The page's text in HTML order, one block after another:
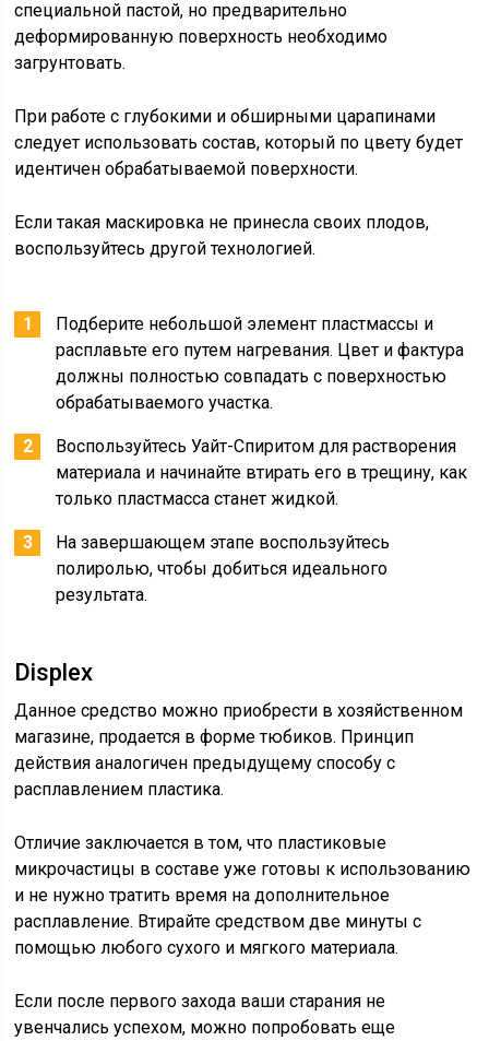
специальной пастой, но предварительно
деформированную поверхность необходимо
загрунтовать.
При работе с глубокими и обширными царапинами
следует использовать состав, который по цвету будет
идентичен обрабатываемой поверхности.
Если такая маскировка не принесла своих плодов,
воспользуйтесь другой технологией.
Подберите небольшой элемент пластмассы и
расплавьте его путем нагревания. Цвет и фактура
должны полностью совпадать с поверхностью
обрабатываемого участка.
Воспользуйтесь Уайт-Спиритом для растворения
материала и начинайте втирать его в трещину, как
только пластмасса станет жидкой.
На завершающем этапе воспользуйтесь
полиролью, чтобы добиться идеального
результата.
Displex
Данное средство можно приобрести в хозяйственном
магазине, продается в форме тюбиков. Принцип
действия аналогичен предыдущему способу с
расплавлением пластика.
Отличие заключается в том, что пластиковые
микрочастицы в составе уже готовы к использованию
и не нужно тратить время на дополнительное
расплавление. Втирайте средством две минуты с
помощью любого сухого и мягкого материала.
Если после первого захода ваши старания не
увенчались успехом, можно попробовать еще